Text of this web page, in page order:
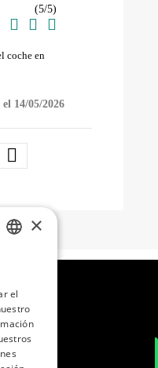
(5/5)
  
coche en
14/05/2026

×
el